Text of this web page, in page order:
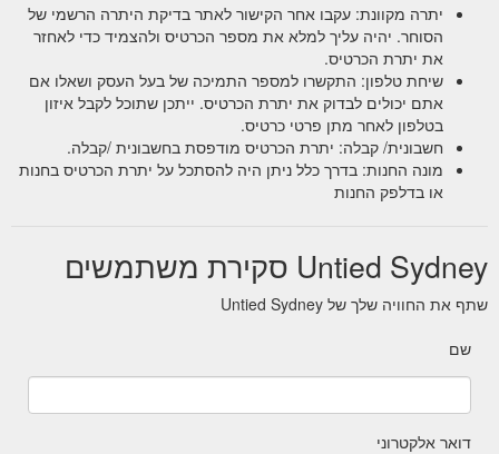
יתרה מקוונת: עקבו אחר הקישור לאתר בדיקת היתרה הרשמי של
הסוחר. יהיה עליך למלא את מספר הכרטיס ולהצמיד כדי לאחזר
את יתרת הכרטיס.
שיחת טלפון: התקשרו למספר התמיכה של בעל העסק ושאלו אם
אתם יכולים לבדוק את יתרת הכרטיס. ייתכן שתוכל לקבל איזון
בטלפון לאחר מתן פרטי כרטיס.
חשבונית/ קבלה: יתרת הכרטיס מודפסת בחשבונית /קבלה.
מונה החנות: בדרך כלל ניתן היה להסתכל על יתרת הכרטיס בחנות
או בדלפק החנות
Untied Sydney סקירת משתמשים
שתף את החוויה שלך של Untied Sydney
שם
דואר אלקטרוני